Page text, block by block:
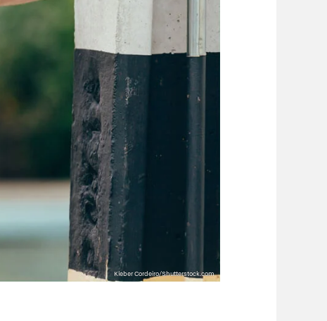
Kleber Cordeiro/Shutterstock.com